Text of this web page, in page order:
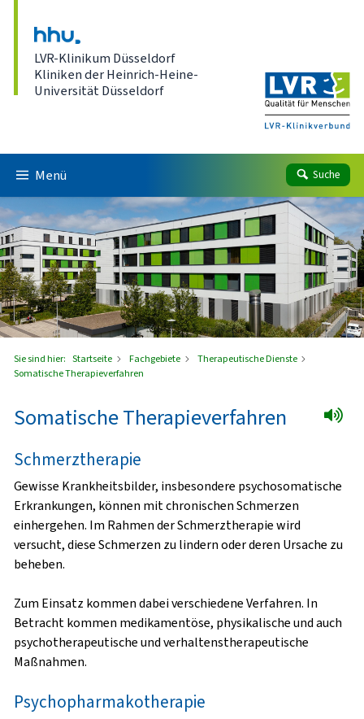
LVR-Klinikum Düsseldorf
Kliniken der Heinrich-Heine-
Universität Düsseldorf
Menü Suche
Sie sind hier: Startseite Fachgebiete
Therapeutische Dienste
Somatische Therapieverfahren
Somatische Therapieverfahren
Schmerztherapie
Gewisse Krankheitsbilder, insbesondere psychosomatische
Erkrankungen, können mit chronischen Schmerzen
einhergehen. Im Rahmen der Schmerztherapie wird
versucht, diese Schmerzen zu lindern oder deren Ursache zu
beheben.
Zum Einsatz kommen dabei verschiedene Verfahren. In
Betracht kommen medikamentöse, physikalische und auch
psychotherapeutische und verhaltenstherapeutische
Maßnahmen.
Psychopharmakotherapie